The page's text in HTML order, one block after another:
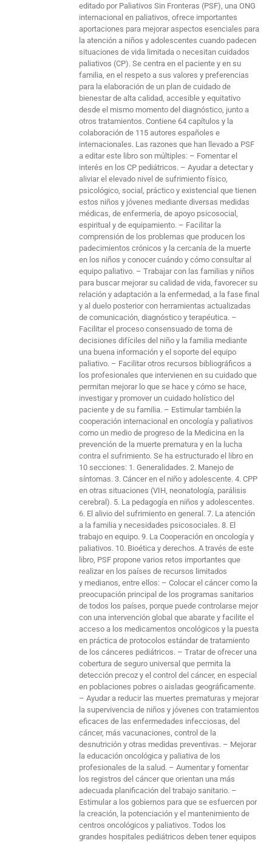
editado por Paliativos Sin Fronteras (PSF), una ONG
internacional en paliativos, ofrece importantes
aportaciones para mejorar aspectos esenciales para
la atención a niños y adolescentes cuando padecen
situaciones de vida limitada o necesitan cuidados
paliativos (CP). Se centra en el paciente y en su
familia, en el respeto a sus valores y preferencias
para la elaboración de un plan de cuidado de
bienestar de alta calidad, accesible y equitativo
desde el mismo momento del diagnóstico, junto a
otros tratamientos. Contiene 64 capítulos y la
colaboración de 115 autores españoles e
internacionales. Las razones que han llevado a PSF
a editar este libro son múltiples: – Fomentar el
interés en los CP pediátricos. – Ayudar a detectar y
aliviar el elevado nivel de sufrimiento físico,
psicológico, social, práctico y existencial que tienen
estos niños y jóvenes mediante diversas medidas
médicas, de enfermería, de apoyo psicosocial,
espiritual y de equipamiento. – Facilitar la
comprensión de los problemas que producen los
padecimientos crónicos y la cercanía de la muerte
en los niños y conocer cuándo y cómo consultar al
equipo paliativo. – Trabajar con las familias y niños
para buscar mejorar su calidad de vida, favorecer su
relación y adaptación a la enfermedad, a la fase final
y al duelo posterior con herramientas actualizadas
de comunicación, diagnóstico y terapéutica. –
Facilitar el proceso consensuado de toma de
decisiones difíciles del niño y la familia mediante
una buena información y el soporte del equipo
paliativo. – Facilitar otros recursos bibliográficos a
los profesionales que intervienen en su cuidado que
permitan mejorar lo que se hace y cómo se hace,
investigar y promover un cuidado holístico del
paciente y de su familia. – Estimular también la
cooperación internacional en oncología y paliativos
como un medio de progreso de la Medicina en la
prevención de la muerte prematura y en la lucha
contra el sufrimiento. Se ha estructurado el libro en
10 secciones: 1. Generalidades. 2. Manejo de
síntomas. 3. Cáncer en el niño y adolescente. 4. CPP
en otras situaciones (VIH, neonatología, parálisis
cerebral). 5. La pedagogía en niños y adolescentes.
6. El alivio del sufrimiento en general. 7. La atención
a la familia y necesidades psicosociales. 8. El
trabajo en equipo. 9. La Cooperación en oncología y
paliativos. 10. Bioética y derechos. A través de este
libro, PSF propone varios retos importantes que
realizar en los países de recursos limitados
y medianos, entre ellos: – Colocar el cáncer como la
preocupación principal de los programas sanitarios
de todos los países, porque puede controlarse mejor
con una intervención global que abarate y facilite el
acceso a los medicamentos oncológicos y la puesta
en práctica de protocolos estándar de tratamiento
de los cánceres pediátricos. – Tratar de ofrecer una
cobertura de seguro universal que permita la
detección precoz y el control del cáncer, en especial
en poblaciones pobres o aisladas geográficamente.
– Ayudar a reducir las muertes prematuras y mejorar
la supervivencia de niños y jóvenes con tratamientos
eficaces de las enfermedades infecciosas, del
cáncer, más vacunaciones, control de la
desnutrición y otras medidas preventivas. – Mejorar
la educación oncológica y paliativa de los
profesionales de la salud. – Aumentar y fomentar
los registros del cáncer que orientan una más
adecuada planificación del trabajo sanitario. –
Estimular a los gobiernos para que se esfuercen por
la creación, la potenciación y el mantenimiento de
centros oncológicos y paliativos. Todos los
grandes hospitales pediátricos deben tener equipos